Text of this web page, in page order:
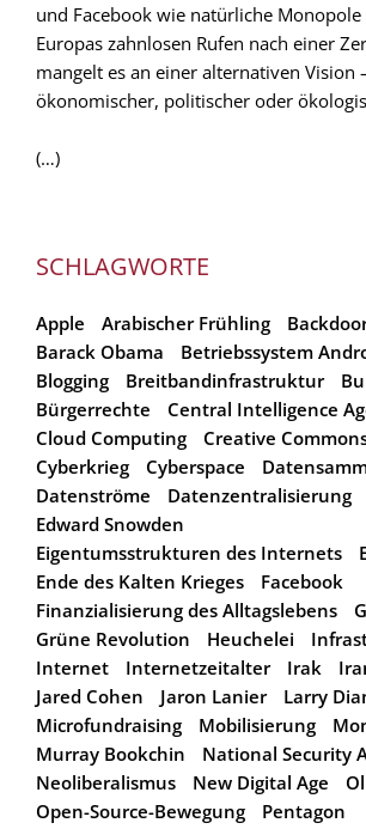
und Facebook wie natürliche Monopole
Europas zahnlosen Rufen nach einer
mangelt es an einer alternativen Vision
ökonomischer, politischer oder
(…)
SCHLAGWORTE
Apple Arabischer Frühling
Barack Obama
Betriebssystem
Blogging
Breitbandinfrastruktur
Bürgerrechte
Central Intelligence
Cloud Computing
Creative
Cyberkrieg
Cyberspace
Datenströme
Datenzentralisierung
Edward Snowden
Eigentumsstrukturen des Internets
Ende des Kalten Krieges
Facebook
Finanzialisierung des Alltagslebens
Grüne Revolution
Heuchelei
Internet
Internetzeitalter Irak
Jared Cohen
Jaron Lanier
Larry
Microfundraising
Mobilisierung
Murray Bookchin
National Security
Neoliberalismus
New Digital Age
Open-Source-Bewegung
Pentagon